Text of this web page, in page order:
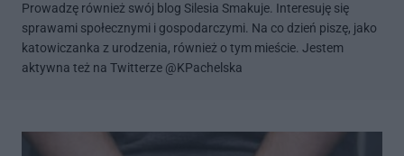
Prowadzę również swój blog Silesia Smakuje. Interesuję się
sprawami społecznymi i gospodarczymi. Na co dzień piszę, jako
katowiczanka z urodzenia, również o tym mieście. Jestem
aktywna też na Twitterze @KPachelska